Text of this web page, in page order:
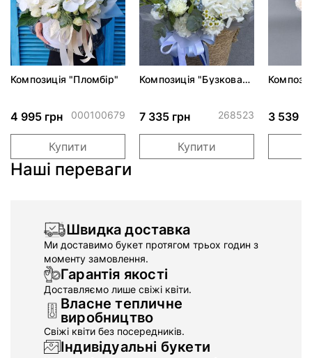
Композиція "Пломбір"
4 995 грн 000100679
Купити
Композиція "Бузкова
7 335 грн 268523
Купити
3 539
Наші переваги
Швидка доставка
Ми доставимо букет протягом трьох годин з
моменту замовлення.
Гарантія якості
Доставляємо лише свіжі квіти.
Власне тепличне
виробництво
Свіжі квіти без посередників.
Індивідуальні букети